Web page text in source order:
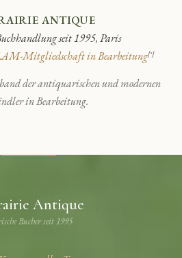
ANTIQUE
seit 1995, Paris
Mitgliedschaft in Bearbeitung[*]
der antiquarischen und modernen
in Bearbeitung.
Antique
Bucher seit 1995